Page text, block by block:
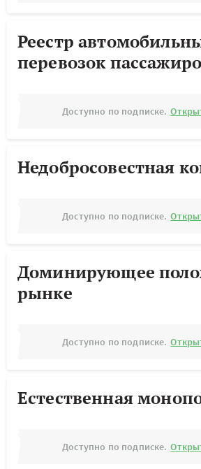
Реестр
перевозок
Доступно по подписке.
Недобросовестная
Доступно по подписке.
Доминирующее
рынке
Доступно по подписке.
Естественная
Доступно по подписке.